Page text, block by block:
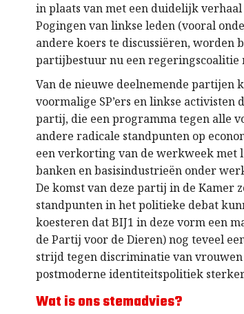
in plaats van met een duidelijk
Pogingen van linkse leden (vooral
andere koers te discussiëren,
partijbestuur nu een regeringscoalitie
Van de nieuwe deelnemende partijen
voormalige SP’ers en linkse activisten
partij, die een programma tegen alle
andere radicale standpunten op
een verkorting van de werkweek met
banken en basisindustrieën onder
De komst van deze partij in de Kamer
standpunten in het politieke debat
koesteren dat BIJ1 in deze vorm een
de Partij voor de Dieren) nog teveel
strijd tegen discriminatie van
postmoderne identiteitspolitiek
Wat is ons stemadvies?